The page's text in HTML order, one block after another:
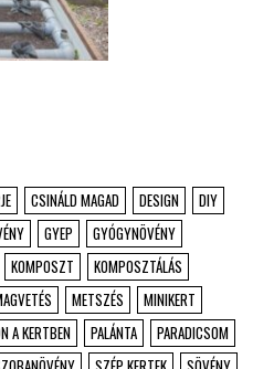
CSINÁLD MAGAD DESIGN
DIY
GYEP
GYÓGYNÖVÉNY
KOMPOSZT
KOMPOSZTÁLÁS
METSZÉS
MINIKERT
A KERTBEN PALÁNTA
PARADICSOM